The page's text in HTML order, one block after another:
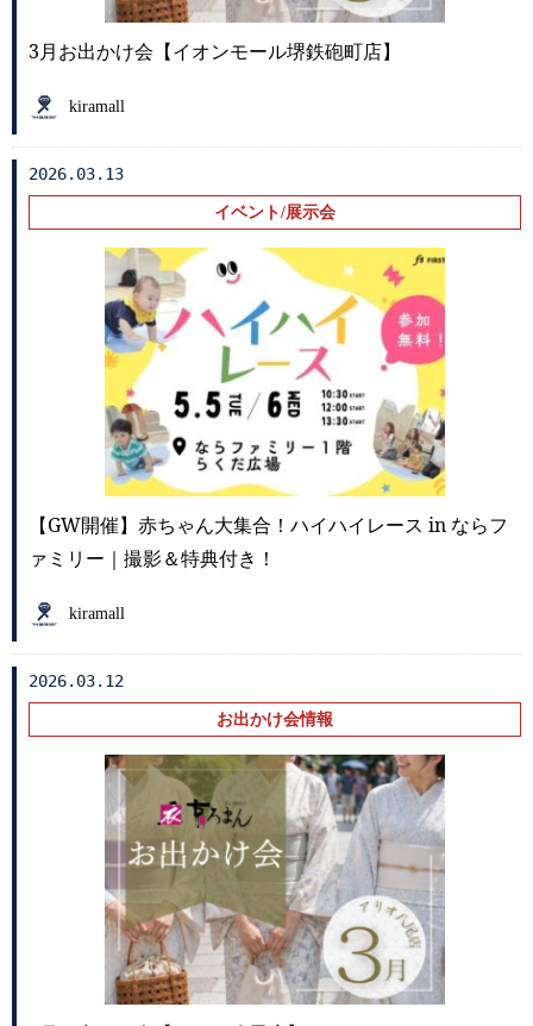
3月お出かけ会【イオンモール堺鉄砲町店】
kiramall
2026.03.13
イベント/展示会
【GW開催】赤ちゃん大集合！ハイハイレース in ならフ
ァミリー｜撮影＆特典付き！
kiramall
2026.03.12
お出かけ会情報